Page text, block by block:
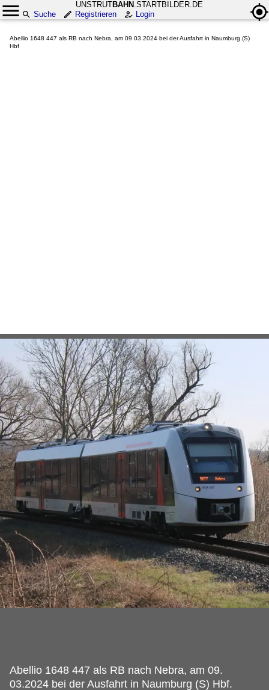
UNSTRUTBAHN .STARTBILDER.DE
Suche
Registrieren Login
Abellio 1648 447 als RB nach Nebra, am 09.03.2024 bei der Ausfahrt in Naumburg (S)
Hbf
Abellio 1648 447 als RB nach Nebra, am 09.
03.2024 bei der Ausfahrt in Naumburg (S) Hbf.